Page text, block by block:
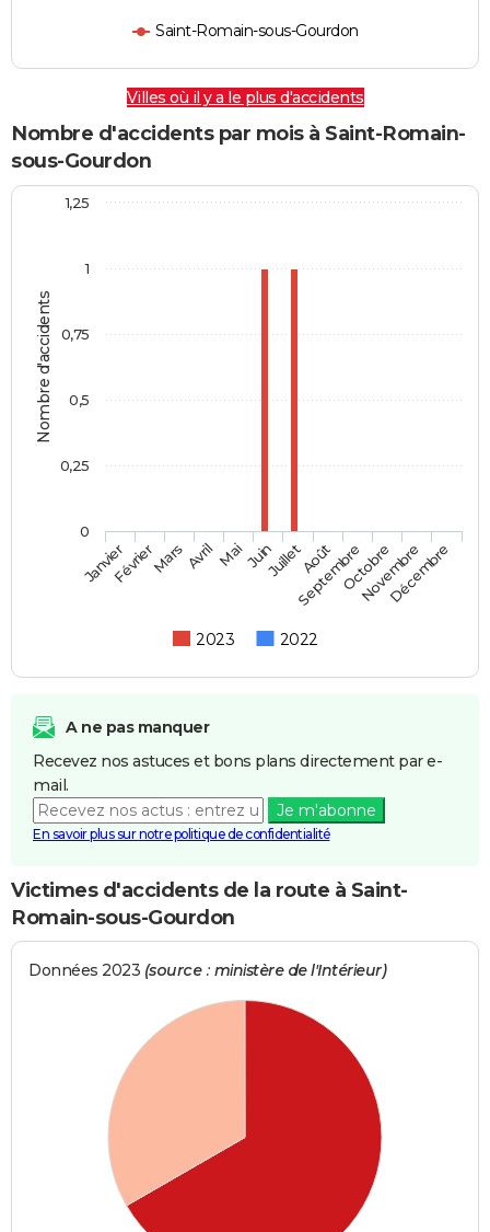
Saint-Romain-sous-Gourdon
Villes où il y a le plus d'accidents
Nombre d'accidents par mois à Saint-Romain-
sous-Gourdon
Nombre d'accidents
2023 2022
JanvierFévrierMars AvrilMaiJuinJuilletAoût
SeptembreOctobre
Novembre
Décembre
0
1
0,25
0,5
0,75
1,25
A ne pas manquer
Recevez nos astuces et bons plans directement par e-
mail.
Je m'abonne
En savoir plus sur notre politique de confidentialité
Victimes d'accidents de la route à Saint-
Romain-sous-Gourdon
Données 2023 (source : ministère de l'Intérieur)